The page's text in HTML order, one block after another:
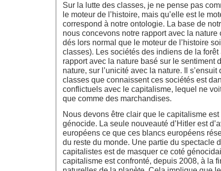
Sur la lutte des classes, je ne pense pas
le moteur de l’histoire, mais qu’elle est le
correspond à notre ontologie. La base de
nous concevons notre rapport avec la nature
dés lors normal que le moteur de l’histoire
classes). Les sociétés des indiens de la
rapport avec la nature basé sur le sentiment
nature, sur l’unicité avec la nature. Il
classes que connaissent ces sociétés est
conflictuels avec le capitalisme, lequel ne
que comme des marchandises.
Nous devons être clair que le capitalisme
génocide. La seule nouveauté d’Hitler est
européens ce que ces blancs européens
du reste du monde. Une partie du spectacle
capitalistes est de masquer ce coté
capitalisme est confronté, depuis 2008, à la